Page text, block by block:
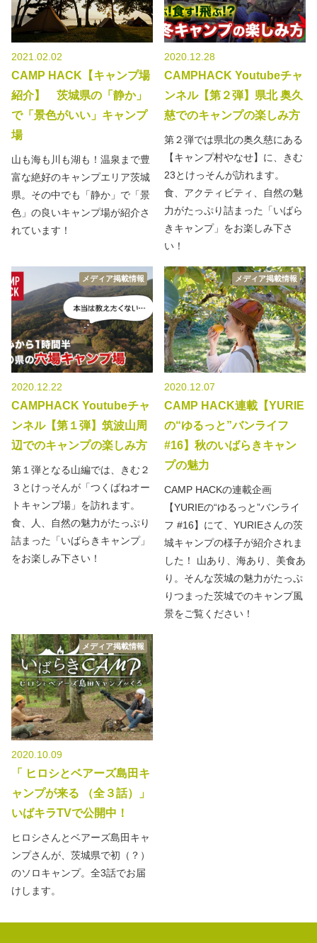
2021.02.02
CAMP HACK【キャンプ場
紹介】 茨城県の「静か」
で「景色がいい」キャンプ
場
山も海も川も湖も！温泉まで豊
富な絶好のキャンプエリア茨城
県。その中でも「静か」で「景
色」の良いキャンプ場が紹介さ
れています！
2020.12.28
CAMPHACK Youtubeチャ
ンネル【第２弾】県北 奥久
慈でのキャンプの楽しみ方
第２弾では県北の奥久慈にある
【キャンプ村やなせ】に、きむ
23とけっそんが訪れます。
食、アクティビティ、自然の魅
力がたっぷり詰まった「いばら
きキャンプ」をお楽しみ下さ
い！
メディア掲載情報
2020.12.22
CAMPHACK Youtubeチャ
ンネル【第１弾】筑波山周
辺でのキャンプの楽しみ方
第１弾となる山編では、きむ２
３とけっそんが「つくばねオー
トキャンプ場」を訪れます。
食、人、自然の魅力がたっぷり
詰まった「いばらきキャンプ」
をお楽しみ下さい！
メディア掲載情報
2020.12.07
CAMP HACK連載【YURIE
の“ゆるっと”バンライフ
#16】秋のいばらきキャン
プの魅力
CAMP HACKの連載企画
【YURIEの“ゆるっと”バンライ
フ #16】にて、YURIEさんの茨
城キャンプの様子が紹介されま
した！ 山あり、海あり、美食あ
り。そんな茨城の魅力がたっぷ
りつまった茨城でのキャンプ風
景をご覧ください！
メディア掲載情報
2020.10.09
「 ヒロシとベアーズ島田キ
ャンプが来る （全３話）」
いばキラTVで公開中！
ヒロシさんとベアーズ島田キャ
ンプさんが、茨城県で初（？）
のソロキャンプ。全3話でお届
けします。